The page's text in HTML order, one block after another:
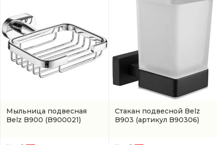
Мыльница подвесная
Belz B900 (B900021)
Стакан подвесной Belz
B903 (артикул B90306)